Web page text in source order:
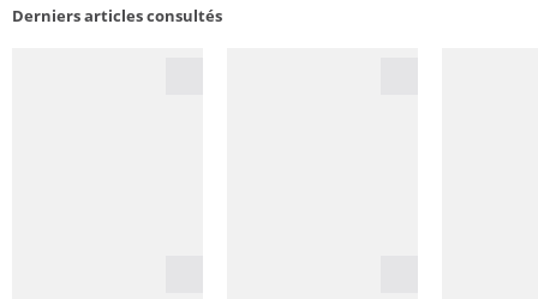
Derniers articles consultés